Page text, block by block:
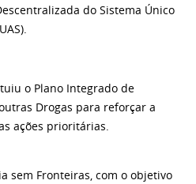
do Sistema Único
o Plano Integrado de
Drogas para reforçar a
ações prioritárias.
sem Fronteiras, com o objetivo